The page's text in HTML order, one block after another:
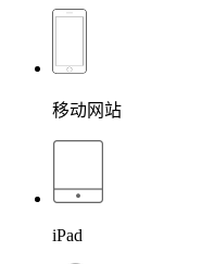
移动网站
iPad